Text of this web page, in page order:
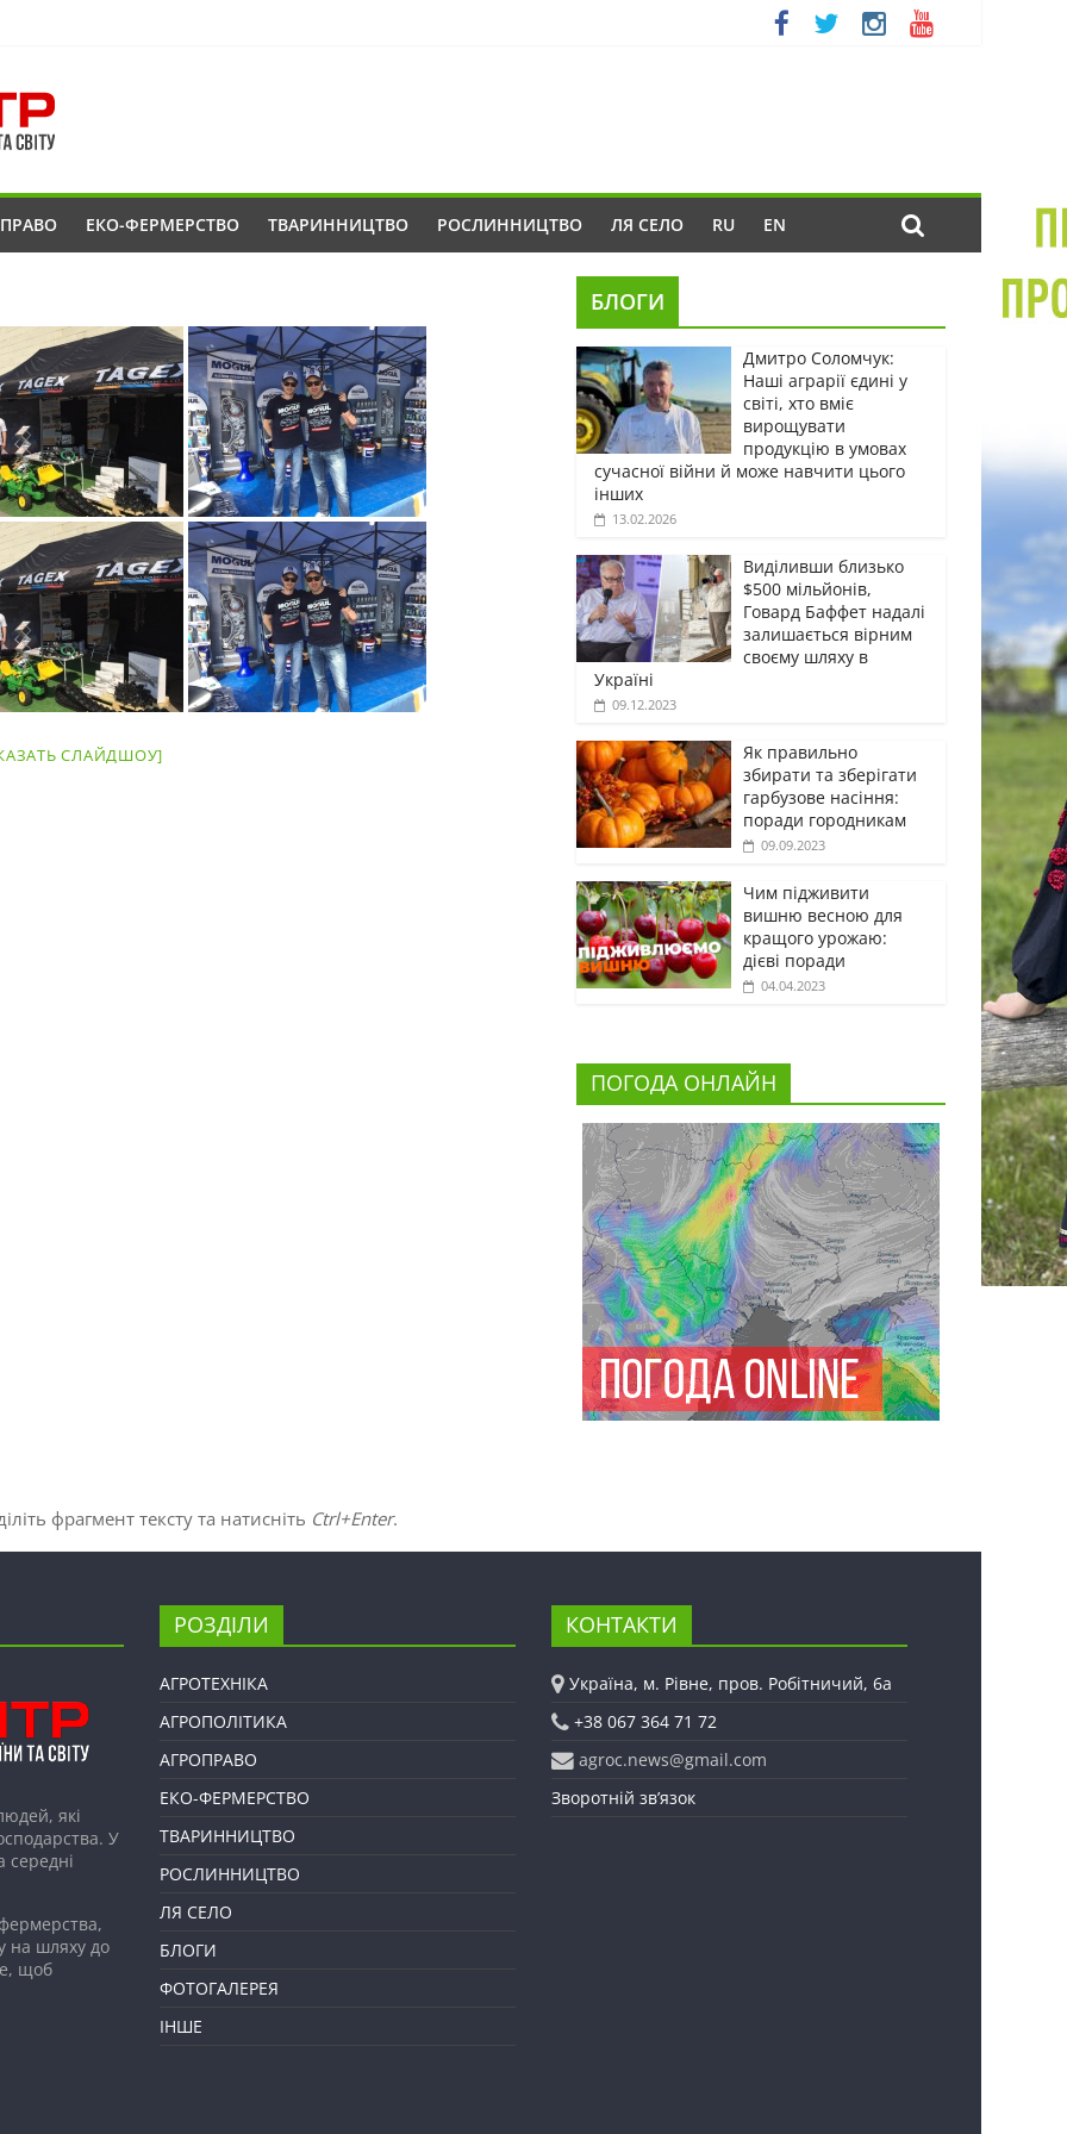
ЕКО-ФЕРМЕРСТВО ТВАРИННИЦТВО РОСЛИННИЦТВО ЛЯ СЕЛО RU EN
СЛАЙДШОУ]
БЛОГИ
Дмитро Соломчук:
Наші аграрії єдині у
світі, хто вміє
вирощувати
продукцію в умовах
сучасної війни й може навчити цього
інших
13.02.2026
Виділивши близько
$500 мільйонів,
Говард Баффет надалі
залишається вірним
своєму шляху в
Україні
09.12.2023
Як правильно
збирати та зберігати
гарбузове насіння:
поради городникам
09.09.2023
Чим підживити
вишню весною для
кращого урожаю:
дієві поради
04.04.2023
ПОГОДА ОНЛАЙН
фрагмент тексту та натисніть Ctrl+Enter.
які
У
середні
на шляху до
щоб
РОЗДІЛИ
АГРОТЕХНІКА
АГРОПОЛІТИКА
АГРОПРАВО
ЕКО-ФЕРМЕРСТВО
ТВАРИННИЦТВО
РОСЛИННИЦТВО
ЛЯ СЕЛО
БЛОГИ
ФОТОГАЛЕРЕЯ
ІНШЕ
КОНТАКТИ
Україна, м. Рівне, пров. Робітничий, 6а
+38 067 364 71 72
agroc.news@gmail.com
Зворотній зв’язок